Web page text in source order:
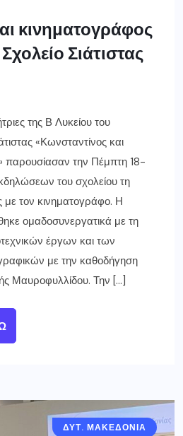
κινηματογράφος
Σιάτιστας
της Β Λυκείου του
«Κωνσταντίνος και
παρουσίασαν την Πέμπτη 18-
του σχολείου τη
με τον κινηματογράφο. Η
ομαδοσυνεργατικά με τη
έργων και των
με την καθοδήγηση
Μαυροφυλλίδου. Την […]
ΔΥΤ. ΜΑΚΕΔΟΝΙΑ